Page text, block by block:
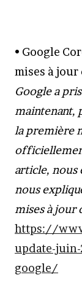
• Google
mises à jour
Google a
maintenant,
la première
article, nous
nous
mises à jour
https://
update-juin-
google/